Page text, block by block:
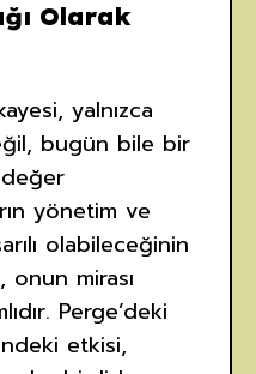
Olarak
yalnızca
bugün bile bir
yönetim ve
olabileceğinin
onun mirası
Perge’deki
etkisi,